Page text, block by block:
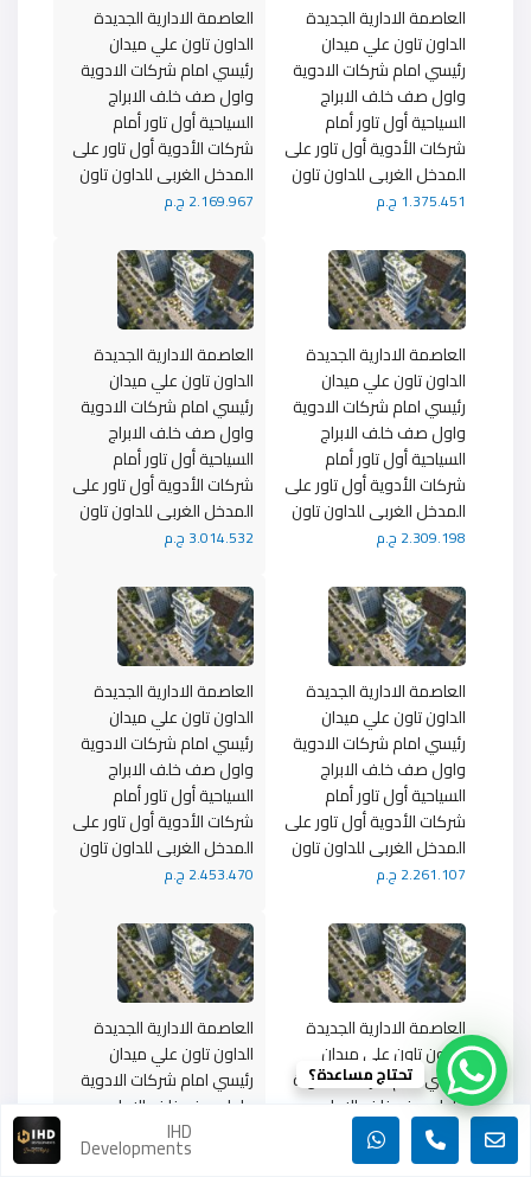
العاصمة الادارية الجديدة
الداون تاون علي ميدان
رئيسي امام شركات الادوية
واول صف خلف الابراج
السياحية أول تاور أمام
شركات الأدوية أول تاور على
المدخل الغربى للداون تاون
2.169.967 ج.م
العاصمة الادارية الجديدة
الداون تاون علي ميدان
رئيسي امام شركات الادوية
واول صف خلف الابراج
السياحية أول تاور أمام
شركات الأدوية أول تاور على
المدخل الغربى للداون تاون
1.375.451 ج.م
العاصمة الادارية الجديدة
الداون تاون علي ميدان
رئيسي امام شركات الادوية
واول صف خلف الابراج
السياحية أول تاور أمام
شركات الأدوية أول تاور على
المدخل الغربى للداون تاون
3.014.532 ج.م
العاصمة الادارية الجديدة
الداون تاون علي ميدان
رئيسي امام شركات الادوية
واول صف خلف الابراج
السياحية أول تاور أمام
شركات الأدوية أول تاور على
المدخل الغربى للداون تاون
2.309.198 ج.م
العاصمة الادارية الجديدة
الداون تاون علي ميدان
رئيسي امام شركات الادوية
واول صف خلف الابراج
السياحية أول تاور أمام
شركات الأدوية أول تاور على
المدخل الغربى للداون تاون
2.453.470 ج.م
العاصمة الادارية الجديدة
الداون تاون علي ميدان
رئيسي امام شركات الادوية
واول صف خلف الابراج
السياحية أول تاور أمام
شركات الأدوية أول تاور على
المدخل الغربى للداون تاون
2.261.107 ج.م
العاصمة الادارية الجديدة
الداون تاون علي ميدان
رئيسي امام شركات الادوية
واول صف خلف الابراج
السياحية أول تاور أمام
شركات الأدوية أول تاور على
العاصمة الادارية الجديدة
الداون تاون علي ميدان
رئيسي امام شركات الادوية
واول صف خلف الابراج
السياحية أول تاور أمام
شركات الأدوية أول تاور على
تحتاج مساعدة؟
IHD
Developments